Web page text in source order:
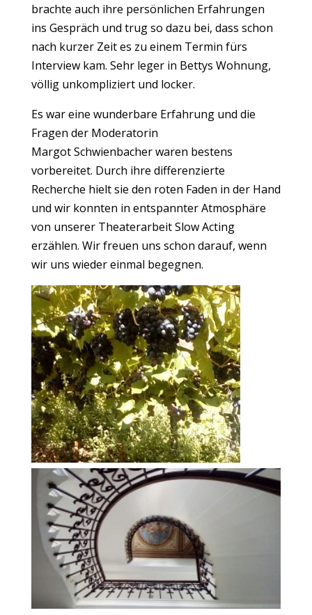
brachte auch ihre persönlichen Erfahrungen
ins Gespräch und trug so dazu bei, dass schon
nach kurzer Zeit es zu einem Termin fürs
Interview kam. Sehr leger in Bettys Wohnung,
völlig unkompliziert und locker.
Es war eine wunderbare Erfahrung und die
Fragen der Moderatorin
Margot Schwienbacher waren bestens
vorbereitet. Durch ihre differenzierte
Recherche hielt sie den roten Faden in der Hand
und wir konnten in entspannter Atmosphäre
von unserer Theaterarbeit Slow Acting
erzählen. Wir freuen uns schon darauf, wenn
wir uns wieder einmal begegnen.